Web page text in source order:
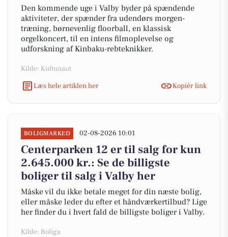
Den kommende uge i Valby byder på spændende
aktiviteter, der spænder fra udendørs morgen-
træning, børnevenlig floorball, en klassisk
orgelkoncert, til en intens filmoplevelse og
udforskning af Kinbaku-rebteknikker.
Kilde: Kultunaut
Læs hele artiklen her
Kopiér link
BOLIGMARKED 02-08-2026 10:01
Centerparken 12 er til salg for kun
2.645.000 kr.: Se de billigste
boliger til salg i Valby her
Måske vil du ikke betale meget for din næste bolig,
eller måske leder du efter et håndværkertilbud? Lige
her finder du i hvert fald de billigste boliger i Valby.
Kilde: Boliga